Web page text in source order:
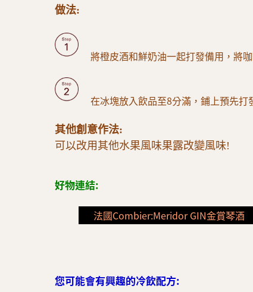
做法:
將橙皮酒和鮮奶油一起打發備用，將
在冰塊放入飲品至8分滿，鋪上預先打
其他創意作法:
可以改用其他水果風味果露改變風味!
好物連結:
法國Combier:Meridor GIN金賞琴酒
您可能會有興趣的冷飲配方: